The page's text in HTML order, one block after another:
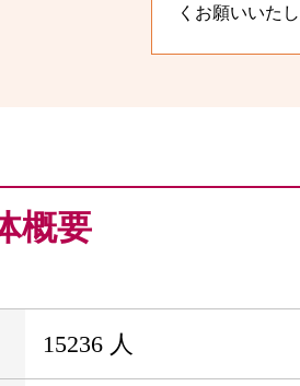
くお願いいたし
概要
15236 人